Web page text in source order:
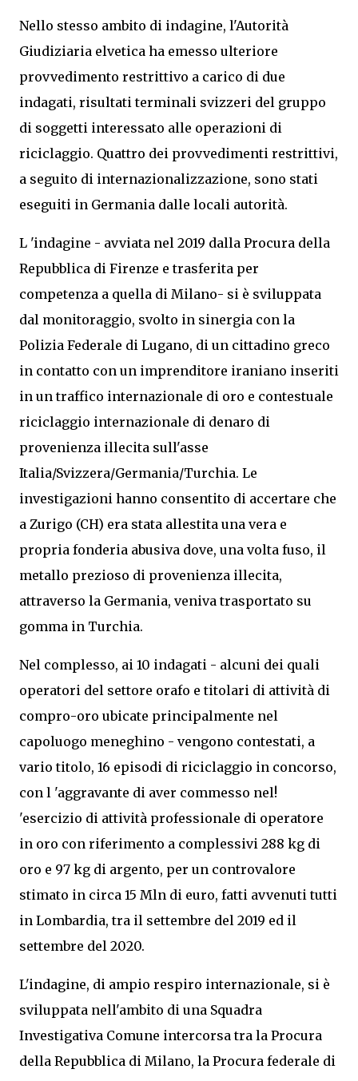
Nello stesso ambito di indagine, l'Autorità
Giudiziaria elvetica ha emesso ulteriore
provvedimento restrittivo a carico di due
indagati, risultati terminali svizzeri del gruppo
di soggetti interessato alle operazioni di
riciclaggio. Quattro dei provvedimenti restrittivi,
a seguito di internazionalizzazione, sono stati
eseguiti in Germania dalle locali autorità.
L 'indagine - avviata nel 2019 dalla Procura della
Repubblica di Firenze e trasferita per
competenza a quella di Milano- si è sviluppata
dal monitoraggio, svolto in sinergia con la
Polizia Federale di Lugano, di un cittadino greco
in contatto con un imprenditore iraniano inseriti
in un traffico internazionale di oro e contestuale
riciclaggio internazionale di denaro di
provenienza illecita sull'asse
Italia/Svizzera/Germania/Turchia. Le
investigazioni hanno consentito di accertare che
a Zurigo (CH) era stata allestita una vera e
propria fonderia abusiva dove, una volta fuso, il
metallo prezioso di provenienza illecita,
attraverso la Germania, veniva trasportato su
gomma in Turchia.
Nel complesso, ai 10 indagati - alcuni dei quali
operatori del settore orafo e titolari di attività di
compro-oro ubicate principalmente nel
capoluogo meneghino - vengono contestati, a
vario titolo, 16 episodi di riciclaggio in concorso,
con l 'aggravante di aver commesso nel!
'esercizio di attività professionale di operatore
in oro con riferimento a complessivi 288 kg di
oro e 97 kg di argento, per un controvalore
stimato in circa 15 Mln di euro, fatti avvenuti tutti
in Lombardia, tra il settembre del 2019 ed il
settembre del 2020.
L'indagine, di ampio respiro internazionale, si è
sviluppata nell'ambito di una Squadra
Investigativa Comune intercorsa tra la Procura
della Repubblica di Milano, la Procura federale di